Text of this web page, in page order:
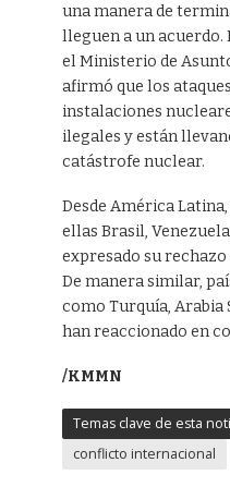
una manera de
lleguen a un acuerdo.
el Ministerio de
afirmó que los
instalaciones
ilegales y están
catástrofe nuclear.
Desde América
ellas Brasil,
expresado su rechazo
De manera similar,
como Turquía, Arabia
han reaccionado en
/KMMN
Temas clave de esta
conflicto internacional